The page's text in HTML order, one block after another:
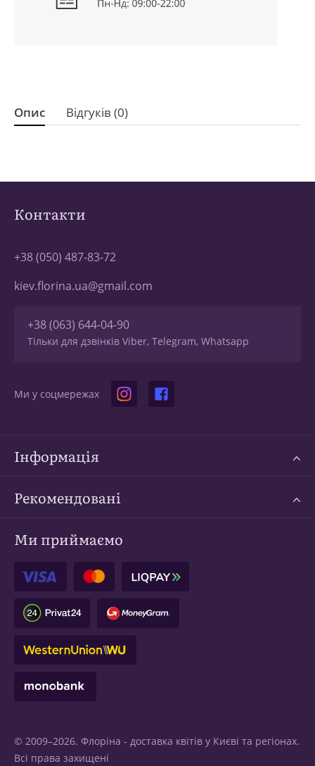
Опис Відгуків (0)
Контакти
+38 (050) 487-83-72
kiev.florina.ua@gmail.com
+38 (063) 644-04-90
Тільки для дзвінків Viber, Telegram, Whatsapp
Ми у соцмережах
Інформація
Рекомендовані
Ми приймаємо
© 2009–2026. Флоріна - доставка квітів у Києві та регіонах.
Всі права захищені